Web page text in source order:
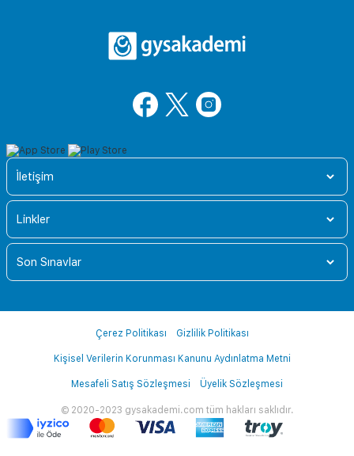
İletişim
Linkler
Son Sınavlar
© 2020-2023 gysakademi.com tüm hakları saklıdır.
Çerez Politikası Gizlilik Politikası
Kişisel Verilerin Korunması Kanunu Aydınlatma Metni
Mesafeli Satış Sözleşmesi Üyelik Sözleşmesi